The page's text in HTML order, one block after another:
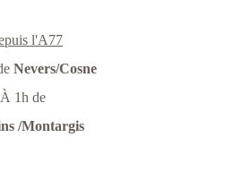
l'A77
Nevers/Cosne
À 1h de
/Montargis